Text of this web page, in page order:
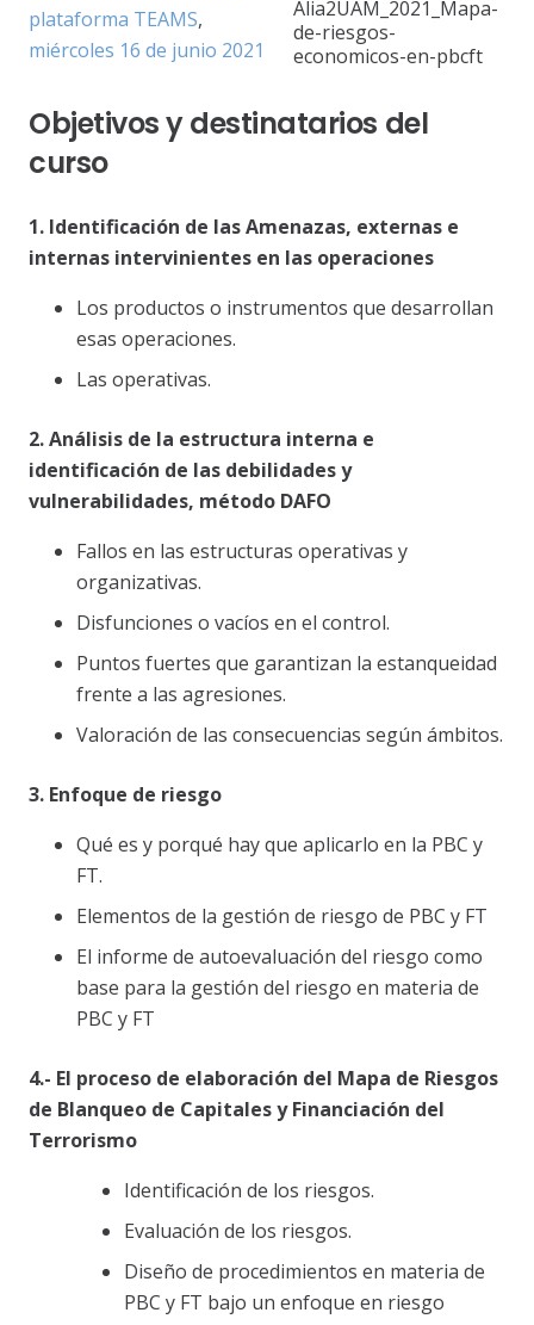
plataforma TEAMS,
miércoles 16 de junio 2021
Alia2UAM_2021_Mapa-
de-riesgos-
economicos-en-pbcft
Objetivos y destinatarios del
curso
1. Identificación de las Amenazas, externas e
internas intervinientes en las operaciones
Los productos o instrumentos que desarrollan
esas operaciones.
Las operativas.
2. Análisis de la estructura interna e
identificación de las debilidades y
vulnerabilidades, método DAFO
Fallos en las estructuras operativas y
organizativas.
Disfunciones o vacíos en el control.
Puntos fuertes que garantizan la estanqueidad
frente a las agresiones.
Valoración de las consecuencias según ámbitos.
3. Enfoque de riesgo
Qué es y porqué hay que aplicarlo en la PBC y
FT.
Elementos de la gestión de riesgo de PBC y FT
El informe de autoevaluación del riesgo como
base para la gestión del riesgo en materia de
PBC y FT
4.- El proceso de elaboración del Mapa de Riesgos
de Blanqueo de Capitales y Financiación del
Terrorismo
Identificación de los riesgos.
Evaluación de los riesgos.
Diseño de procedimientos en materia de
PBC y FT bajo un enfoque en riesgo